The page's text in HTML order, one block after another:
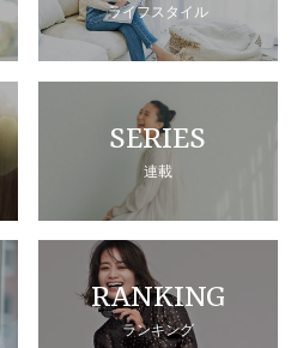
ライフスタイル
SERIES
連載
RANKING
ランキング